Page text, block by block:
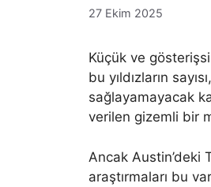
27 Ekim 2025
Küçük ve
bu yıldızların
sağlayamayacak
verilen gizemli bir
Ancak Austin’deki
araştırmaları bu